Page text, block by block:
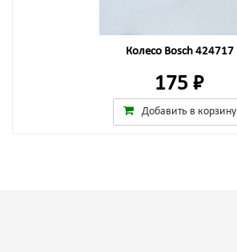
Колесо Bosch 424717
175 ₽
Добавить в корзину